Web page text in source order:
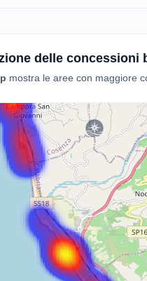
delle concessioni
mostra le aree con maggiore